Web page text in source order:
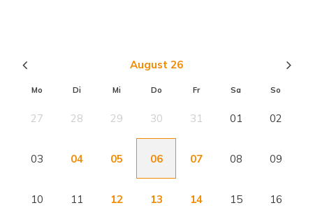
August 26
Mo Di Mi Do Fr Sa So
27 28 29 30 31 01 02
03 04 05 06 07 08 09
10 11 12 13 14 15 16